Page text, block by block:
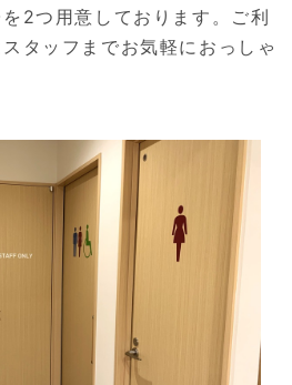
2つ用意しております。ご利
タッフまでお気軽におっしゃ